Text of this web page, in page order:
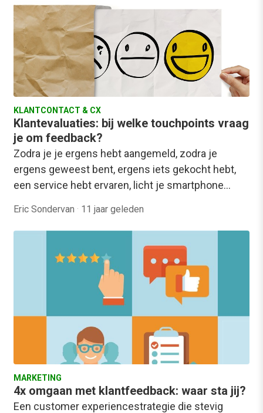
KLANTCONTACT & CX
Klantevaluaties: bij welke touchpoints vraag
je om feedback?
Zodra je je ergens hebt aangemeld, zodra je
ergens geweest bent, ergens iets gekocht hebt,
een service hebt ervaren, licht je smartphone…
Eric Sondervan · 11 jaar geleden
MARKETING
4x omgaan met klantfeedback: waar sta jij?
Een customer experiencestrategie die stevig